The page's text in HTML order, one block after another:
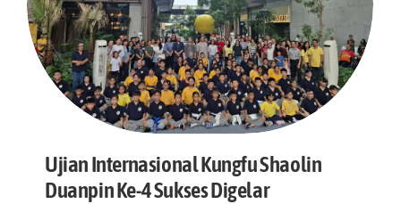
Ujian Internasional Kungfu Shaolin
Duanpin Ke-4 Sukses Digelar